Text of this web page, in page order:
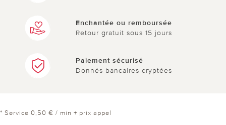
Enchantée ou remboursée
Retour gratuit sous 15 jours
Paiement sécurisé
Donnés bancaires cryptées
* Service 0,50 € / min + prix appel